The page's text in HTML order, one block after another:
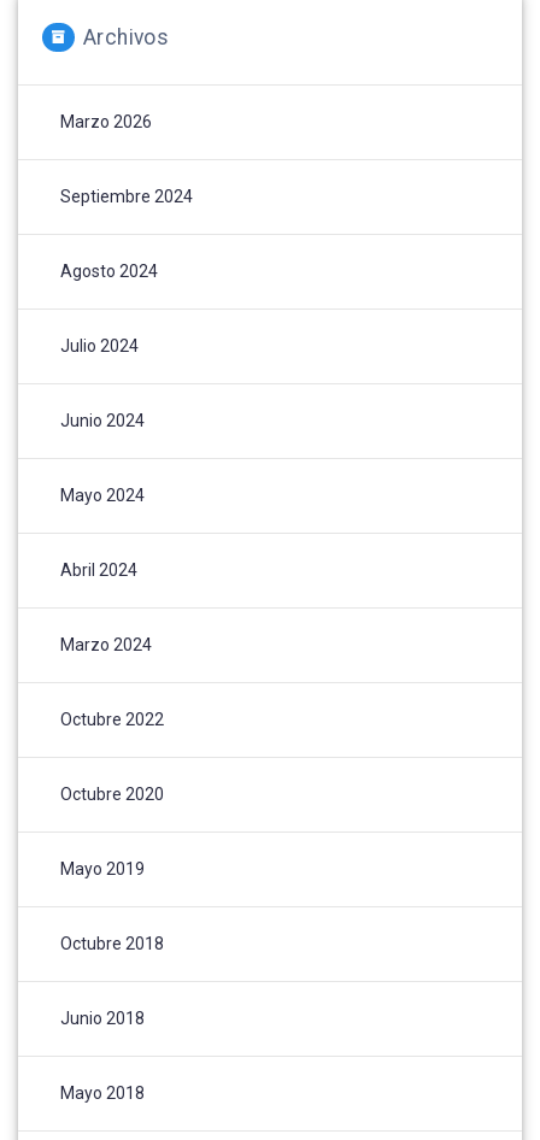
Archivos
Marzo 2026
Septiembre 2024
Agosto 2024
Julio 2024
Junio 2024
Mayo 2024
Abril 2024
Marzo 2024
Octubre 2022
Octubre 2020
Mayo 2019
Octubre 2018
Junio 2018
Mayo 2018